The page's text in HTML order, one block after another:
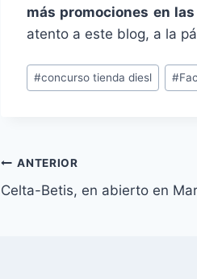
más promociones en
atento a este blog, a la
Etiquetas
de
#concurso tienda diesl #
Navegación
de
ANTERIOR
Celta-Betis, en abierto en